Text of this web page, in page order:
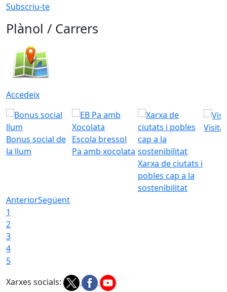
Subscriu-te
Plànol / Carrers
Accedeix
Bonus social de
la llum
Escola bressol
Pa amb xocolata
Xarxa de ciutats i
pobles cap a la
sostenibilitat
Visita
AnteriorSegüent
1
2
3
4
5
Xarxes socials: